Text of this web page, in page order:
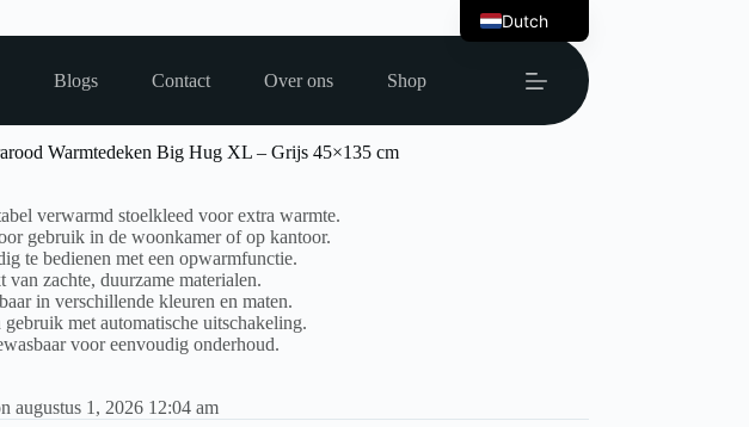
Blogs Contact Over ons Shop
Warmtedeken Big Hug XL – Grijs 45×135 cm
verwarmd stoelkleed voor extra warmte.
gebruik in de woonkamer of op kantoor.
te bedienen met een opwarmfunctie.
van zachte, duurzame materialen.
in verschillende kleuren en maten.
met automatische uitschakeling.
voor eenvoudig onderhoud.
augustus 1, 2026 12:04 am
Dutch